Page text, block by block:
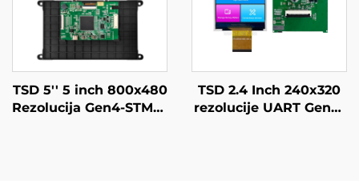
TSD 5'' 5 inch 800x480
Rezolucija Gen4-STM32
TSD 2.4 Inch 240x320
rezolucije UART Gen4-